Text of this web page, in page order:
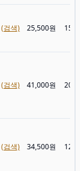
(검색) 25,500원
(검색) 41,000원
(검색) 34,500원